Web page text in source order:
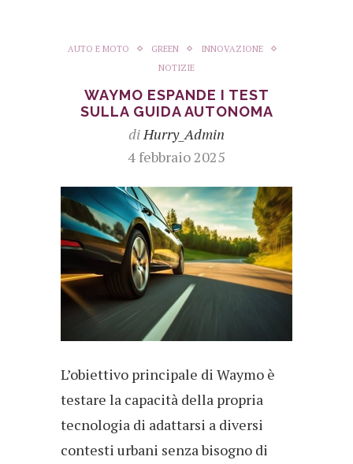
AUTO E MOTO GREEN
INNOVAZIONE
NOTIZIE
WAYMO ESPANDE I TEST
SULLA GUIDA AUTONOMA
diHurry_Admin
4 febbraio 2025
L’obiettivo principale di Waymo è
testare la capacità della propria
tecnologia di adattarsi a diversi
contesti urbani senza bisogno di